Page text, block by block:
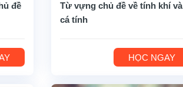
đề
Từ vựng chủ đề về tính khí và
cá tính
HỌC NGAY